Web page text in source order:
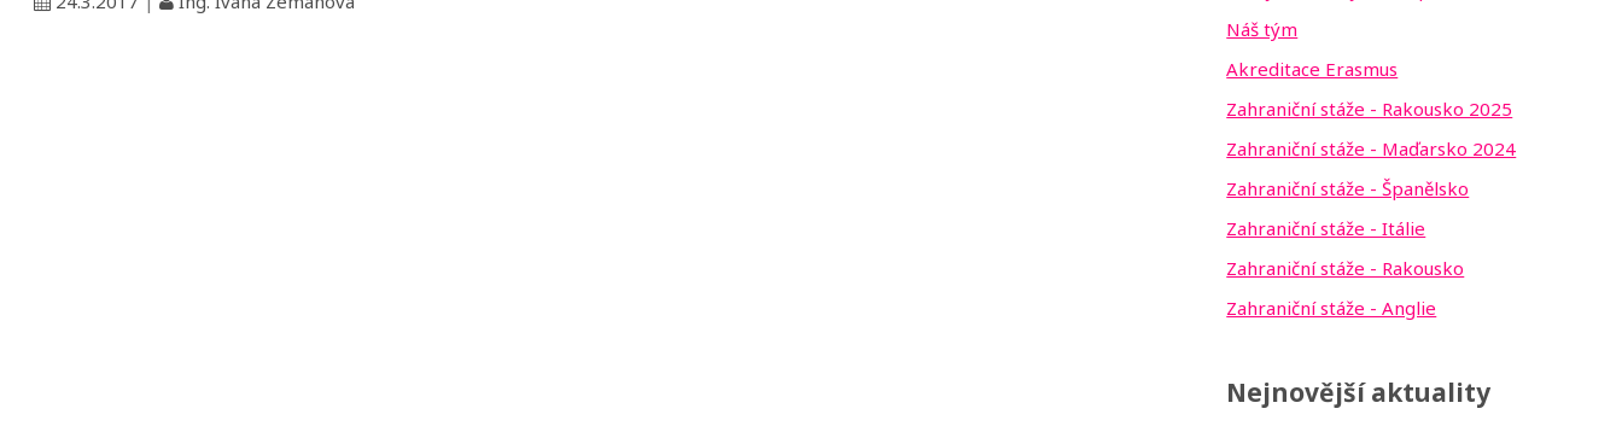
Náš tým
Akreditace Erasmus
Zahraniční stáže - Rakousko 2025
Zahraniční stáže - Maďarsko 2024
Zahraniční stáže - Španělsko
Zahraniční stáže - Itálie
Zahraniční stáže - Rakousko
Zahraniční stáže - Anglie
Nejnovější aktuality